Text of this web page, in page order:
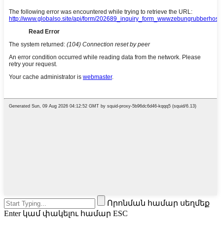
Որոնման համար սեղմեք
Enter կամ փակելու համար ESC